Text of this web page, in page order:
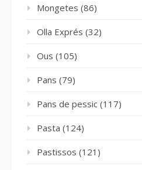
Mongetes (86)
Olla Exprés (32)
Ous (105)
Pans (79)
Pans de pessic (117)
Pasta (124)
Pastissos (121)